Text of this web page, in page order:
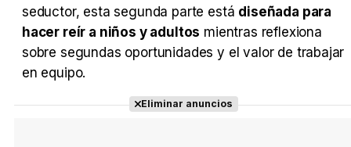
seductor, esta segunda parte está diseñada para
hacer reír a niños y adultos mientras reflexiona
sobre segundas oportunidades y el valor de trabajar
en equipo.
Eliminar anuncios